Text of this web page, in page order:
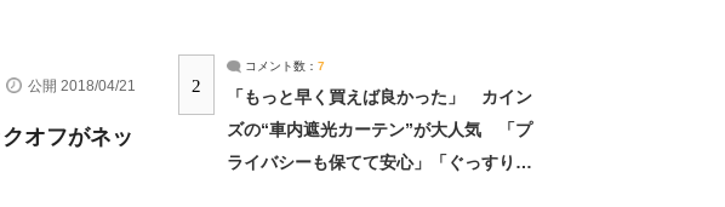
公開 2018/04/21
オフがネッ
2
コメント数： 7
「もっと早く買えば良かった」 カイン
ズの“車内遮光カーテン”が大人気 「プ
ライバシーも保てて安心」「ぐっすり眠